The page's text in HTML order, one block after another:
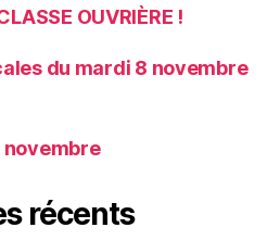
OUVRIÈRE !
du mardi 8 novembre
novembre
récents